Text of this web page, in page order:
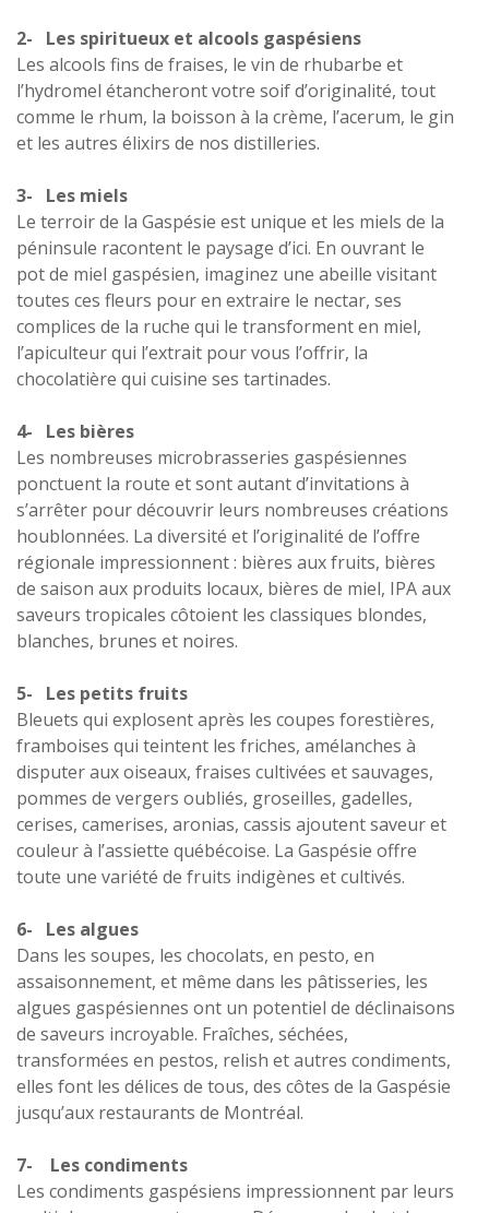
2- Les spiritueux et alcools gaspésiens
Les alcools fins de fraises, le vin de rhubarbe et
l’hydromel étancheront votre soif d’originalité, tout
comme le rhum, la boisson à la crème, l’acerum, le gin
et les autres élixirs de nos distilleries.
3- Les miels
Le terroir de la Gaspésie est unique et les miels de la
péninsule racontent le paysage d’ici. En ouvrant le
pot de miel gaspésien, imaginez une abeille visitant
toutes ces fleurs pour en extraire le nectar, ses
complices de la ruche qui le transforment en miel,
l’apiculteur qui l’extrait pour vous l’offrir, la
chocolatière qui cuisine ses tartinades.
4- Les bières
Les nombreuses microbrasseries gaspésiennes
ponctuent la route et sont autant d’invitations à
s’arrêter pour découvrir leurs nombreuses créations
houblonnées. La diversité et l’originalité de l’offre
régionale impressionnent : bières aux fruits, bières
de saison aux produits locaux, bières de miel, IPA aux
saveurs tropicales côtoient les classiques blondes,
blanches, brunes et noires.
5- Les petits fruits
Bleuets qui explosent après les coupes forestières,
framboises qui teintent les friches, amélanches à
disputer aux oiseaux, fraises cultivées et sauvages,
pommes de vergers oubliés, groseilles, gadelles,
cerises, camerises, aronias, cassis ajoutent saveur et
couleur à l’assiette québécoise. La Gaspésie offre
toute une variété de fruits indigènes et cultivés.
6- Les algues
Dans les soupes, les chocolats, en pesto, en
assaisonnement, et même dans les pâtisseries, les
algues gaspésiennes ont un potentiel de déclinaisons
de saveurs incroyable. Fraîches, séchées,
transformées en pestos, relish et autres condiments,
elles font les délices de tous, des côtes de la Gaspésie
jusqu’aux restaurants de Montréal.
7- Les condiments
Les condiments gaspésiens impressionnent par leurs